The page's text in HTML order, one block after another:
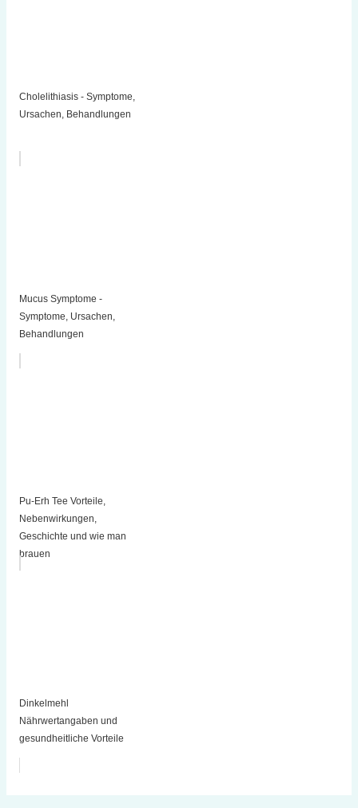
Cholelithiasis - Symptome,
Ursachen, Behandlungen
Mucus Symptome -
Symptome, Ursachen,
Behandlungen
Pu-Erh Tee Vorteile,
Nebenwirkungen,
Geschichte und wie man
brauen
Dinkelmehl
Nährwertangaben und
gesundheitliche Vorteile